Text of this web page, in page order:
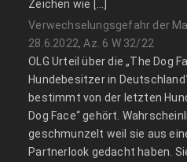
Zeichen wie […]
Verwechselungsgefahr der
28.6.2022, Az. 6 W 32/22
OLG Urteil über die „The Dog
Hundebesitzer in
bestimmt von der letzten
Dog Face“ gehört.
geschmunzelt weil sie aus
Partnerlook gedacht haben.